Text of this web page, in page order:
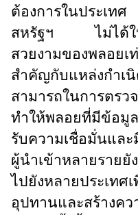
ต้องการในประเ
สหรัฐฯ ไม่ได้ให้
สวยงามของพลอ
สำคัญกับแหล่งกำ
สามารถในการตร
ทำให้พลอยที่มีข้อมู
รับความเชื่อมั่นแล
ผู้นำเข้าหลายรายยั
ไปยังหลายประเทศ
อุปทานและสร้างค